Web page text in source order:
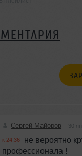
Сергей Майоров 30
к 24:36
не вероятно
профессионала !